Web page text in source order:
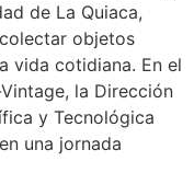
de La Quiaca,
objetos
vida cotidiana. En el
la Dirección
y Tecnológica
una jornada